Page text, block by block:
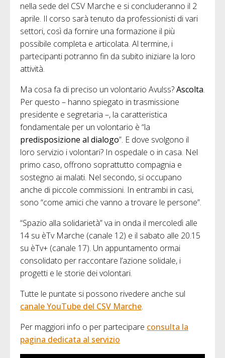
nella sede del CSV Marche e si concluderanno il 2
aprile. Il corso sarà tenuto da professionisti di vari
settori, così da fornire una formazione il più
possibile completa e articolata. Al termine, i
partecipanti potranno fin da subito iniziare la loro
attività.
Ma cosa fa di preciso un volontario Avulss?Ascolta.
Per questo – hanno spiegato in trasmissione
presidente e segretaria –, la caratteristica
fondamentale per un volontario è “la
predisposizione al dialogo”. E dove svolgono il
loro servizio i volontari? In ospedale o in casa. Nel
primo caso, offrono soprattutto compagnia e
sostegno ai malati. Nel secondo, si occupano
anche di piccole commissioni. In entrambi in casi,
sono “come amici che vanno a trovare le persone”.
“Spazio alla solidarietà” va in onda il mercoledì alle
14 su èTv Marche (canale 12) e il sabato alle 20.15
su èTv+ (canale 17). Un appuntamento ormai
consolidato per raccontare l’azione solidale, i
progetti e le storie dei volontari.
Tutte le puntate si possono rivedere anche sul
canale YouTube del CSV Marche.
Per maggiori info o per partecipare consulta la
pagina dedicata al servizio